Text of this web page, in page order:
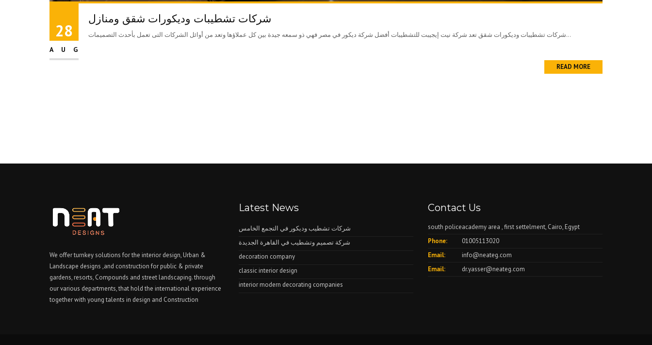
28
AUG
شركات تشطيبات وديكورات شقق ومنازل
شركات تشطيبات وديكورات شقق تعد شركة نيت إيجيبت للتشطيبات أفضل شركة ديكور في مصر فهي ذو سمعه جيدة بين كل عملاؤها وتعد من أوائل الشركات التى تعمل بأحدث التصميمات...
READ MORE
We offer turnkey solutions for the interior design, Urban &
Landscape designs ,and construction for public & private
gardens, resorts, Compounds and street landscaping. through
our various departments, that hold the international experience
together with young talents in design and Construction
Latest News
شركات تشطيب وديكور في التجمع الخامس
شركة تصميم وتشطيب في القاهرة الجديدة
decoration company
classic interior design
interior modern decorating companies
Contact Us
south policeacademy area , first settelment, Cairo, Egypt
Phone:
01005113020
Email:
info@neateg.com
Email:
dr.yasser@neateg.com